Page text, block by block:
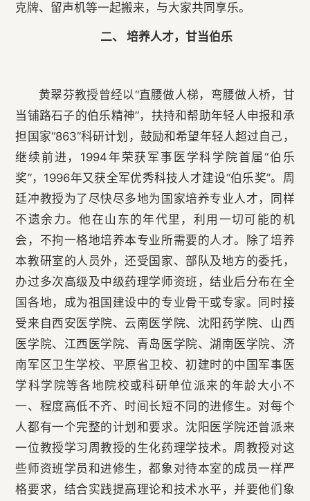
克牌、留声机等一起搬来，与大家共同享乐。
二、 培养人才，甘当伯乐
黄翠芬教授曾经以“直腰做人梯，弯腰做人桥，甘
当铺路石子的伯乐精神”，扶持和帮助年轻人申报和承
担国家“863”科研计划，鼓励和希望年轻人超过自己，
继续前进，1994年荣获军事医学科学院首届“伯乐
奖”，1996年又获全军优秀科技人才建设“伯乐奖”。周
廷冲教授为了尽快尽多地为国家培养专业人才，同样
不遗余力。他在山东的年代里，利用一切可能的机
会，不拘一格地培养本专业所需要的人才。除了培养
本教研室的人员外，还受国家、部队及地方的委托，
办过多次高级及中级药理学师资班，结业后分布在全
国各地，成为祖国建设中的专业骨干或专家。同时接
受来自西安医学院、云南医学院、沈阳药学院、山西
医学院、江西医学院、青岛医学院、湖南医学院、济
南军区卫生学校、平原省卫校、初建时的中国军事医
学科学院等各地院校或科研单位派来的年龄大小不
一、程度高低不齐、时间长短不同的进修生。对每个
人都有一个完整的计划和要求。沈阳医学院还曾派来
一位教授学习周教授的生化药理学技术。周教授对这
些师资班学员和进修生，都象对待本室的成员一样严
格要求，结合实践提高理论和技术水平，并要他们象